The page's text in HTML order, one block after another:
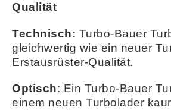
Qualität
Technisch: Turbo-Bauer
gleichwertig wie ein neuer
Erstausrüster-Qualität.
Optisch: Ein Turbo-Bauer
einem neuen Turbolader